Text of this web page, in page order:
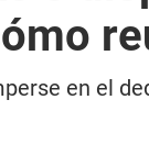
en el